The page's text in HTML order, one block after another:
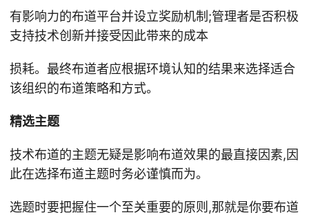
有影响力的布道平台并设立奖励机制;管理者是否积极
支持技术创新并接受因此带来的成本
损耗。最终布道者应根据环境认知的结果来选择适合
该组织的布道策略和方式。
精选主题
技术布道的主题无疑是影响布道效果的最直接因素,因
此在选择布道主题时务必谨慎而为。
选题时要把握住一个至关重要的原则,那就是你要布道